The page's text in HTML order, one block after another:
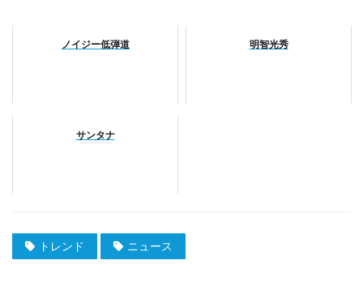
ノイジー低弾道 明智光秀
サンタナ
トレンド ニュース